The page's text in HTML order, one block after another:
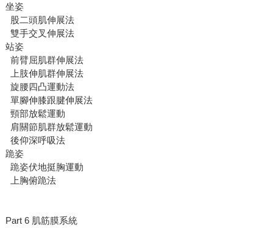
坐姿
股二頭肌伸展法
雙手交叉伸展法
站姿
前臂屈肌群伸展法
上肢伸肌群伸展法
旋腰四凸運動法
單腳伸膝跟腱伸展法
頸部放鬆運動
肩關節肌群放鬆運動
後仰深呼吸法
跪姿
跪姿伏地挺胸運動
上胸俯跪法
Part 6 肌筋膜系統